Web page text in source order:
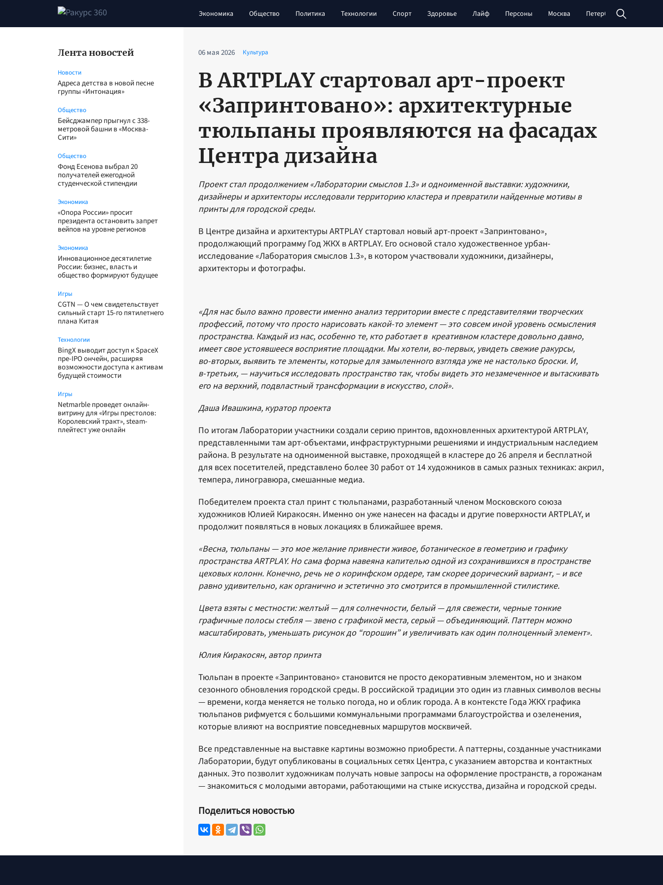
Экономика Общество Политика Технологии Спорт Здоровье Лайф Персоны Москва Петербург
Лента новостей
Новости
Адреса детства в новой песне
группы «Интонация»
Общество
Бейсджампер прыгнул с 338-
метровой башни в «Москва-
Сити»
Общество
Фонд Есенова выбрал 20
получателей ежегодной
студенческой стипендии
Экономика
«Опора России» просит
президента остановить запрет
вейпов на уровне регионов
Экономика
Инновационное десятилетие
России: бизнес, власть и
общество формируют будущее
Игры
CGTN — О чем свидетельствует
сильный старт 15-го пятилетнего
плана Китая
Технологии
BingX выводит доступ к SpaceX
пре-IPO ончейн, расширяя
возможности доступа к активам
будущей стоимости
Игры
Netmarble проведет онлайн-
витрину для «Игры престолов:
Королевский тракт», steam-
плейтест уже онлайн
06 мая 2026 Культура
В ARTPLAY стартовал арт-проект
«Запринтовано»: архитектурные
тюльпаны проявляются на фасадах
Центра дизайна
Проект стал продолжением «Лаборатории смыслов 1.3» и одноименной выставки: художники,
дизайнеры и архитекторы исследовали территорию кластера и превратили найденные мотивы в
принты для городской среды.
В Центре дизайна и архитектуры ARTPLAY стартовал новый арт-проект «Запринтовано»,
продолжающий программу Год ЖКХ в ARTPLAY. Его основой стало художественное урбан-
исследование «Лаборатория смыслов 1.3», в котором участвовали художники, дизайнеры,
архитекторы и фотографы.
«Для нас было важно провести именно анализ территории вместе с представителями творческих
профессий, потому что просто нарисовать какой‑то элемент — это совсем иной уровень осмысления
пространства. Каждый из нас, особенно те, кто работает в креативном кластере довольно давно,
имеет свое устоявшееся восприятие площадки. Мы хотели, во‑первых, увидеть свежие ракурсы,
во‑вторых, выявить те элементы, которые для замыленного взгляда уже не настолько броски. И,
в‑третьих, — научиться исследовать пространство так, чтобы видеть это незамеченное и вытаскивать
его на верхний, подвластный трансформации в искусство, слой».
Даша Ивашкина, куратор проекта
По итогам Лаборатории участники создали серию принтов, вдохновленных архитектурой ARTPLAY,
представленными там арт-объектами, инфраструктурными решениями и индустриальным наследием
района. В результате на одноименной выставке, проходящей в кластере до 26 апреля и бесплатной
для всех посетителей, представлено более 30 работ от 14 художников в самых разных техниках: акрил,
темпера, линогравюра, смешанные медиа.
Победителем проекта стал принт с тюльпанами, разработанный членом Московского союза
художников Юлией Киракосян. Именно он уже нанесен на фасады и другие поверхности ARTPLAY, и
продолжит появляться в новых локациях в ближайшее время.
«Весна, тюльпаны — это мое желание привнести живое, ботаническое в геометрию и графику
пространства ARTPLAY. Но сама форма навеяна капителью одной из сохранившихся в пространстве
цеховых колонн. Конечно, речь не о коринфском ордере, там скорее дорический вариант, – и все
равно удивительно, как органично и эстетично это смотрится в промышленной стилистике.
Цвета взяты с местности: желтый — для солнечности, белый — для свежести, черные тонкие
графичные полосы стебля — звено с графикой места, серый — объединяющий. Паттерн можно
масштабировать, уменьшать рисунок до “горошин” и увеличивать как один полноценный элемент».
Юлия Киракосян, автор принта
Тюльпан в проекте «Запринтовано» становится не просто декоративным элементом, но и знаком
сезонного обновления городской среды. В российской традиции это один из главных символов весны
— времени, когда меняется не только погода, но и облик города. А в контексте Года ЖКХ графика
тюльпанов рифмуется с большими коммунальными программами благоустройства и озеленения,
которые влияют на восприятие повседневных маршрутов москвичей.
Все представленные на выставке картины возможно приобрести. А паттерны, созданные участниками
Лаборатории, будут опубликованы в социальных сетях Центра, с указанием авторства и контактных
данных. Это позволит художникам получать новые запросы на оформление пространств, а горожанам
— знакомиться с молодыми авторами, работающими на стыке искусства, дизайна и городской среды.
Поделиться новостью